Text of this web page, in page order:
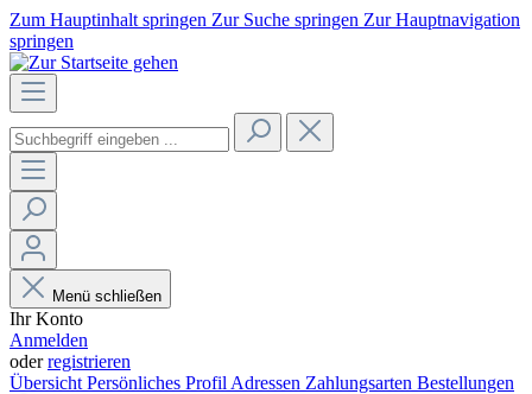
Zum Hauptinhalt springen Zur Suche springen Zur Hauptnavigation
springen
Menü schließen
Ihr Konto
Anmelden
oderregistrieren
Übersicht Persönliches Profil Adressen Zahlungsarten Bestellungen